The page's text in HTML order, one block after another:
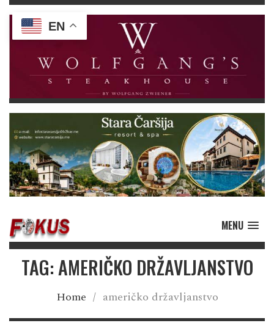
MENU
TAG: AMERIČKO DRŽAVLJANSTVO
Home / američko državljanstvo
EN